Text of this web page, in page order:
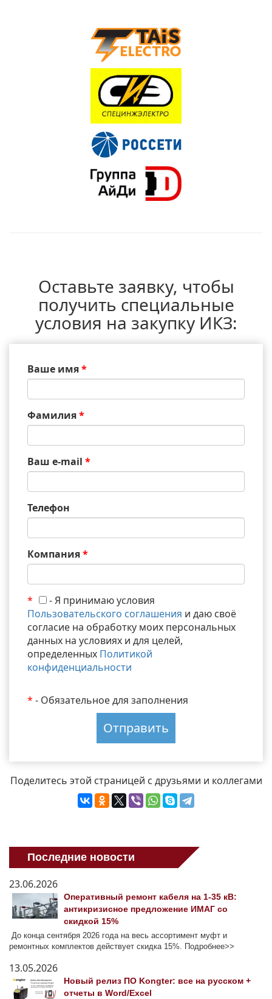
Оставьте заявку, чтобы
получить специальные
условия на закупку ИКЗ:
Ваше имя*
Фамилия*
Ваш e-mail *
Телефон
Компания*
*
- Я принимаю условия
Пользовательского соглашения и даю своё
согласие на обработку моих персональных
данных на условиях и для целей,
определенных Политикой
конфиденциальности
* - Обязательное для заполнения
Поделитесь этой страницей с друзьями и коллегами
Последние новости
23.06.2026
Оперативный ремонт кабеля на 1-35 кВ:
антикризисное предложение ИМАГ со
скидкой 15%
До конца сентября 2026 года на весь ассортимент муфт и
ремонтных комплектов действует скидка 15%. Подробнее>>
13.05.2026
Новый релиз ПО Kongter: все на русском +
отчеты в Word/Excel